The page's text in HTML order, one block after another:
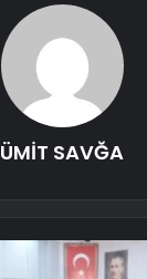
ÜMİT SAVĞA